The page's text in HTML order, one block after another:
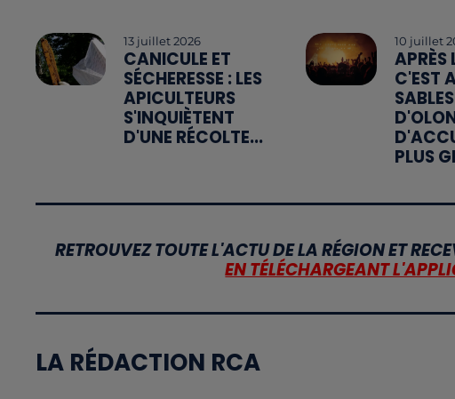
13 juillet 2026
CANICULE ET
SÉCHERESSE : LES
APICULTEURS
S'INQUIÈTENT
D'UNE RÉCOLTE...
10 juillet
APRÈS
C'EST
PLUS
RETROUVEZ TOUTE L'ACTU DE LA RÉGION ET
EN TÉLÉCHARGEANT
LA RÉDACTION RCA